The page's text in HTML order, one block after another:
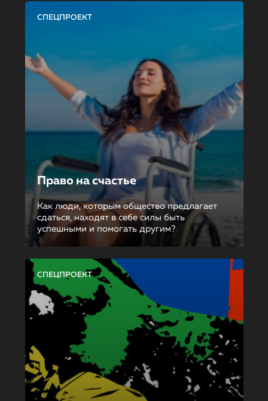
СПЕЦПРОЕКТ
Право на счастье
Как люди, которым общество предлагает
сдаться, находят в себе силы быть
успешными и помогать другим?
СПЕЦПРОЕКТ